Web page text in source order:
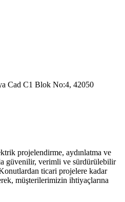
Cad C1 Blok No:4, 42050
projelendirme, aydınlatma ve
güvenilir, verimli ve sürdürülebilir
ticari projelere kadar
müşterilerimizin ihtiyaçlarına